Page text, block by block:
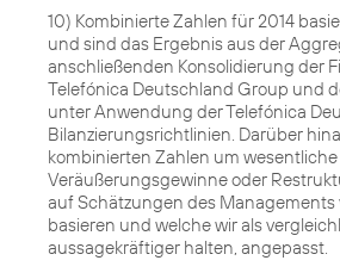
10) Kombinierte Zahlen für 2014
und sind das Ergebnis aus der
anschließenden Konsolidierung der
Telefónica Deutschland Group und
unter Anwendung der Telefónica
Bilanzierungsrichtlinien. Darüber
kombinierten Zahlen um
Veräußerungsgewinne oder
auf Schätzungen des Managements
basieren und welche wir als
aussagekräftiger halten, angepasst.